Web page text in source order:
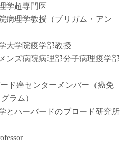
学超専門医
病理学教授（ブリガム・アン
大学院疫学部教授
ンズ病院病理部分子病理疫学部
ド癌センターメンバー（癌免
ラム）
とハーバードのブロード研究所